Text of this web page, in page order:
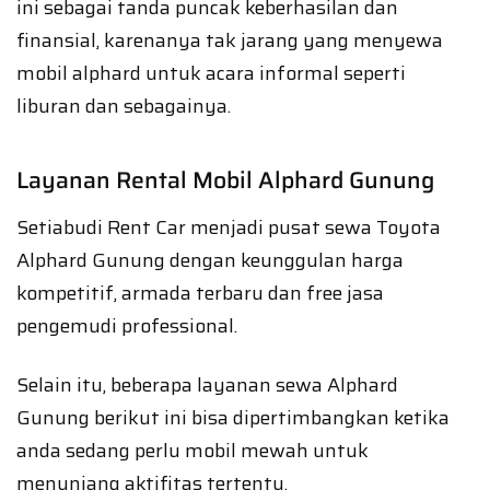
ini sebagai tanda puncak keberhasilan dan
finansial, karenanya tak jarang yang menyewa
mobil alphard untuk acara informal seperti
liburan dan sebagainya.
Layanan Rental Mobil Alphard Gunung
Setiabudi Rent Car menjadi pusat sewa Toyota
Alphard Gunung dengan keunggulan harga
kompetitif, armada terbaru dan free jasa
pengemudi professional.
Selain itu, beberapa layanan sewa Alphard
Gunung berikut ini bisa dipertimbangkan ketika
anda sedang perlu mobil mewah untuk
menunjang aktifitas tertentu.